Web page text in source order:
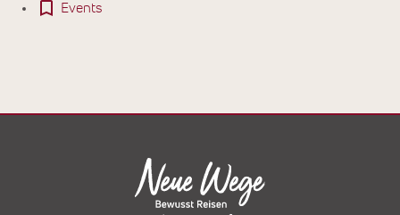
Events